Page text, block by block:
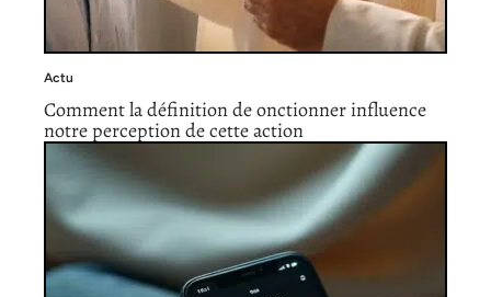
Actu
Comment la définition de onctionner influence
notre perception de cette action